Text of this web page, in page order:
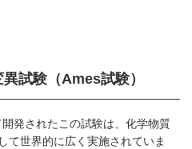
試験（Ames試験）
発されたこの試験は、化学物質
て世界的に広く実施されていま